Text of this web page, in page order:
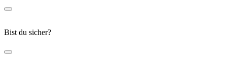
Bist du sicher?